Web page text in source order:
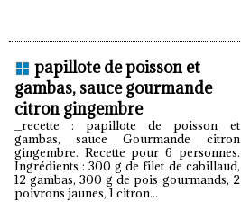
papillote de poisson et
gambas, sauce gourmande
citron gingembre
_recette : papillote de poisson et
gambas, sauce Gourmande citron
gingembre. Recette pour 6 personnes.
Ingrédients : 300 g de filet de cabillaud,
12 gambas, 300 g de pois gourmands, 2
poivrons jaunes, 1 citron...